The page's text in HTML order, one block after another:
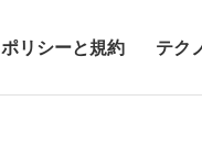
ポリシーと規約 テク